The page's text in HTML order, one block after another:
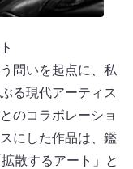
問いを起点に、私
る現代アーティス
のコラボレーショ
にした作品は、鑑
散するアート」と